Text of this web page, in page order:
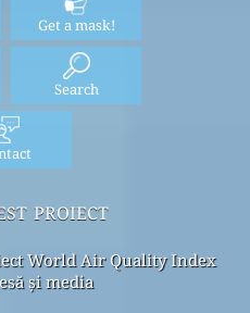
Get a mask!
Search
proiect
World Air Quality Index
și media